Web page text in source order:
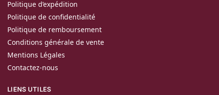
Politique d’expédition
Politique de confidentialité
Politique de remboursement
Conditions générale de vente
Mentions Légales
Contactez-nous
LIENS UTILES